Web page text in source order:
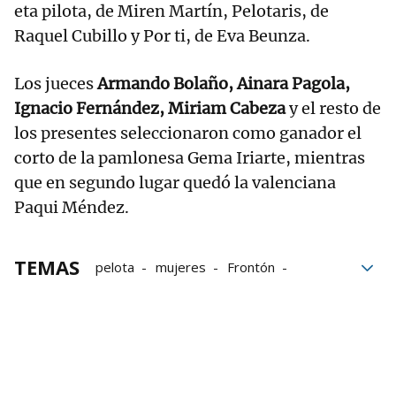
eta pilota, de Miren Martín, Pelotaris, de
Raquel Cubillo y Por ti, de Eva Beunza.
Los juecesArmando Bolaño, Ainara Pagola,
Ignacio Fernández, Miriam Cabezay el resto de
los presentes seleccionaron como ganador el
corto de la pamlonesa Gema Iriarte, mientras
que en segundo lugar quedó la valenciana
Paqui Méndez.
TEMAS pelota mujeres
Frontón